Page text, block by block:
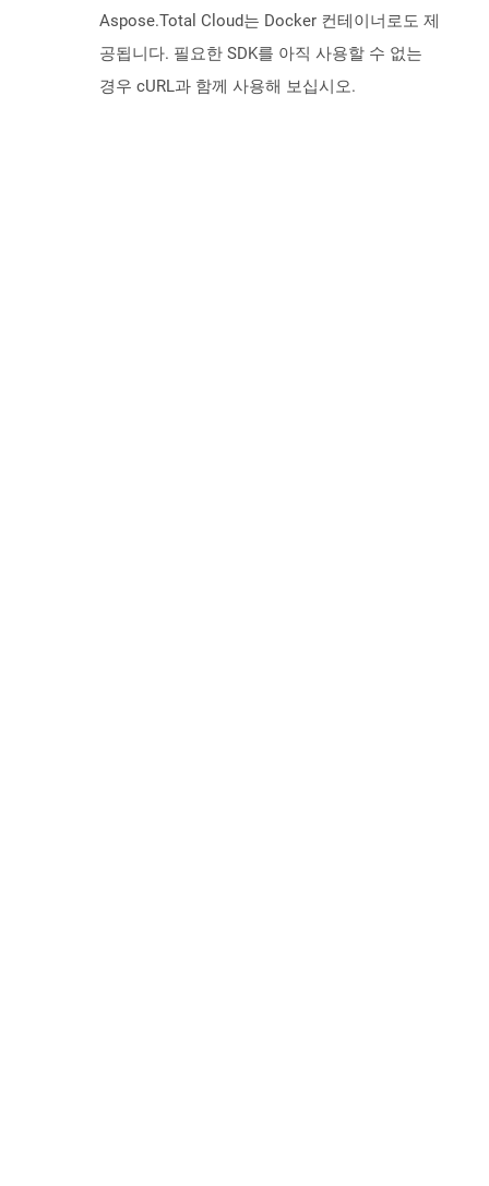
Aspose.Total Cloud는 Docker 컨테이너로도 제
공됩니다. 필요한 SDK를 아직 사용할 수 없는
경우 cURL과 함께 사용해 보십시오.